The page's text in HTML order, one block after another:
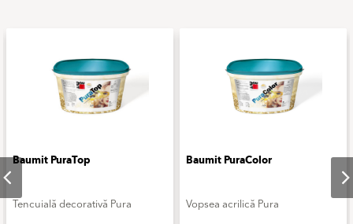
Baumit PuraTop
Tencuială decorativă Pura
Baumit PuraColor
Vopsea acrilică Pura